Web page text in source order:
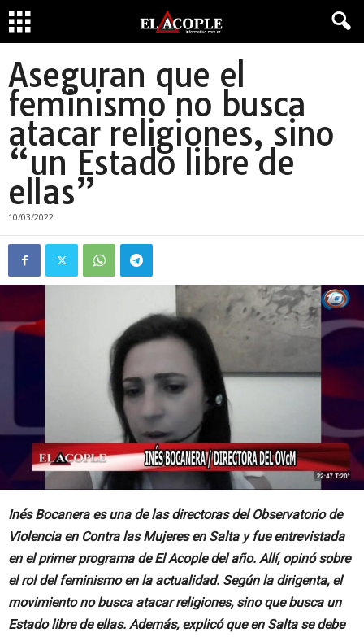
Aseguran que el
feminismo no busca
atacar religiones, sino
“un Estado libre de
ellas”
10/03/2022
Inés Bocanera es una de las directoras del Observatorio de
Violencia en Contra las Mujeres en Salta y fue entrevistada
en el primer programa de El Acople del año. Allí, opinó sobre
el rol del feminismo en la actualidad. Según la dirigenta, el
movimiento no busca atacar religiones, sino que busca un
Estado libre de ellas. Además, explicó que en Salta se debe